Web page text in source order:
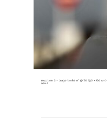
inox line 2 ~ tirage limité n° 5/20 (90 x 60 cm)
345,00€